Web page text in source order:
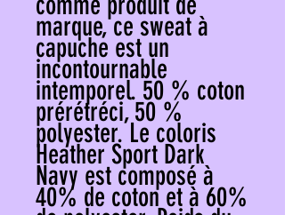
marque, ce sweat à
capuche est un
incontournable
intemporel. 50 % coton
prérétréci, 50 %
polyester. Le coloris
Heather Sport Dark
Navy est composé à
40% de coton et à 60%